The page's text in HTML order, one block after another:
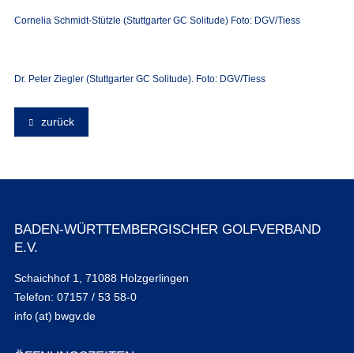
Cornelia Schmidt-Stützle (Stuttgarter GC Solitude) Foto: DGV/Tiess
Dr. Peter Ziegler (Stuttgarter GC Solitude). Foto: DGV/Tiess
zurück
BADEN-WÜRTTEMBERGISCHER GOLFVERBAND
E.V.
Schaichhof 1, 71088 Holzgerlingen
Telefon: 07157 / 53 58-0
info (at) bwgv.de